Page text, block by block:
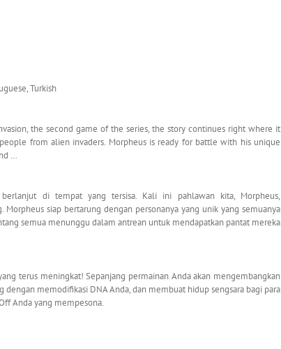
Turkish
the second game of the series, the story continues right where it
from alien invaders. Morpheus is ready for battle with his unique
…
di tempat yang tersisa. Kali ini pahlawan kita, Morpheus,
siap bertarung dengan personanya yang unik yang semuanya
semua menunggu dalam antrean untuk mendapatkan pantat mereka
terus meningkat! Sepanjang permainan Anda akan mengembangkan
memodifikasi DNA Anda, dan membuat hidup sengsara bagi para
Anda yang mempesona.